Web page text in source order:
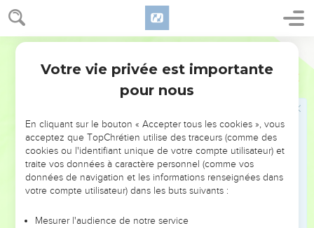
NE MANQUEZ PAS L’ÉVÉNEMENT
DE L’ANNÉE !
ET SI LEURS ERREURS POUVAIENT VOUS ÉVITER LES
VOTRES ?
leur foi ou leur vision. Mais on voit moins les doutes, les erreurs
Votre vie privée est importante
pour nous
En cliquant sur le bouton « Accepter tous les cookies », vous
acceptez que TopChrétien utilise des traceurs (comme des
cookies ou l'identifiant unique de votre compte utilisateur) et
traite vos données à caractère personnel (comme vos
données de navigation et les informations renseignées dans
votre compte utilisateur) dans les buts suivants :
Mesurer l'audience de notre service